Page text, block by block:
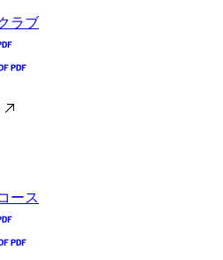
ラブ
ース